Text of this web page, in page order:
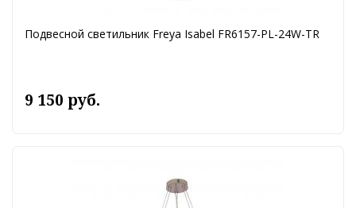
Подвесной светильник Freya Isabel FR6157-PL-24W-TR
9 150 руб.